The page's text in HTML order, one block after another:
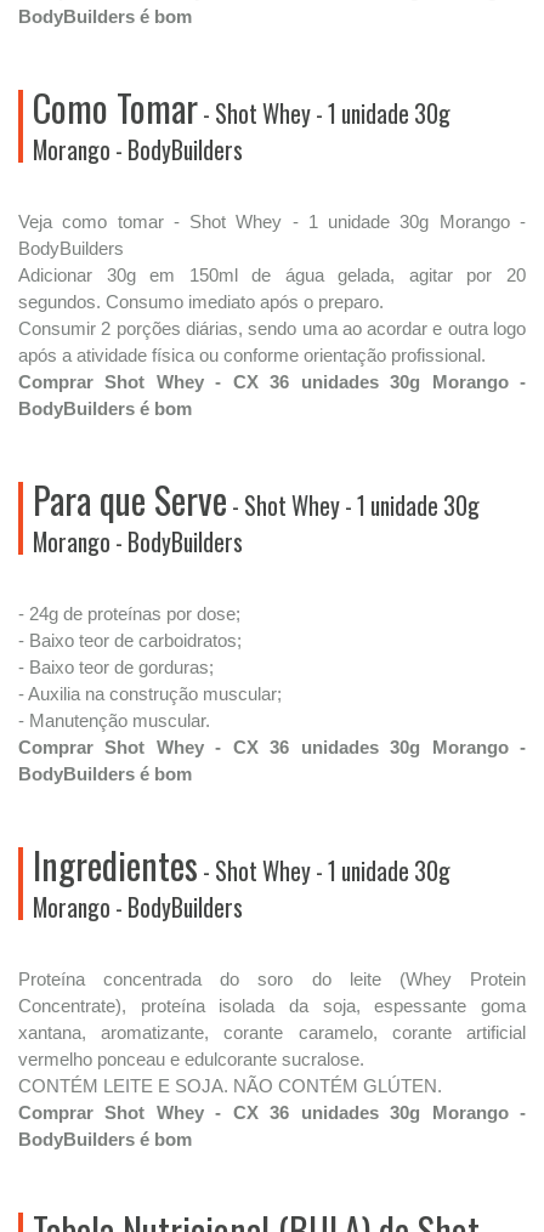
BodyBuilders é bom
Como Tomar- Shot Whey - 1 unidade 30g
Morango - BodyBuilders
Veja como tomar - Shot Whey - 1 unidade 30g Morango -
BodyBuilders
Adicionar 30g em 150ml de água gelada, agitar por 20
segundos. Consumo imediato após o preparo.
Consumir 2 porções diárias, sendo uma ao acordar e outra logo
após a atividade física ou conforme orientação profissional.
Comprar Shot Whey - CX 36 unidades 30g Morango -
BodyBuilders é bom
Para que Serve - Shot Whey - 1 unidade 30g
Morango - BodyBuilders
- 24g de proteínas por dose;
- Baixo teor de carboidratos;
- Baixo teor de gorduras;
- Auxilia na construção muscular;
- Manutenção muscular.
Comprar Shot Whey - CX 36 unidades 30g Morango -
BodyBuilders é bom
Ingredientes - Shot Whey - 1 unidade 30g
Morango - BodyBuilders
Proteína concentrada do soro do leite (Whey Protein
Concentrate), proteína isolada da soja, espessante goma
xantana, aromatizante, corante caramelo, corante artificial
vermelho ponceau e edulcorante sucralose.
CONTÉM LEITE E SOJA. NÃO CONTÉM GLÚTEN.
Comprar Shot Whey - CX 36 unidades 30g Morango -
BodyBuilders é bom